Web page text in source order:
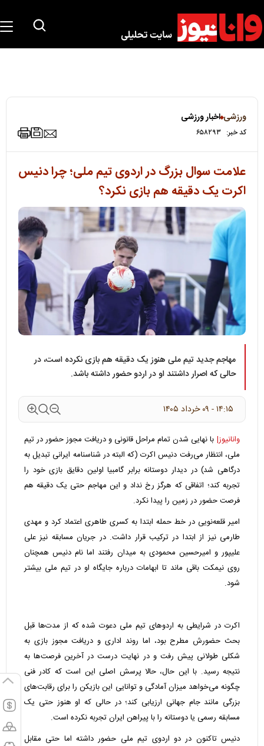
ورزشی اخبار ورزشی
کد خبر: ۶۵۸۲۹۳
علامت سوال بزرگ در اردوی تیم ملی؛ چرا دنیس
اکرت یک دقیقه هم بازی نکرد؟
مهاجم جدید تیم ملی هنوز یک دقیقه هم بازی نکرده است، در
حالی که اصرار داشتند او در اردو حضور داشته باشد.
۱۴:۱۵ - ۰۹ خرداد ۱۴۰۵
وانانیوز| با نهایی شدن تمام مراحل قانونی و دریافت مجوز حضور در تیم
ملی، انتظار می‌رفت دنیس اکرت (که البته در شناسنامه ایرانی تبدیل به
درگاهی شد) در دیدار دوستانه برابر گامبیا اولین دقایق بازی خود را
تجربه کند؛ اتفاقی که هرگز رخ نداد و این مهاجم حتی یک دقیقه هم
فرصت حضور در زمین را پیدا نکرد.
امیر قلعه‌نویی در خط حمله ابتدا به کسری طاهری اعتماد کرد و مهدی
طارمی نیز از ابتدا در ترکیب قرار داشت. در جریان مسابقه نیز علی
علیپور و امیرحسین محمودی به میدان رفتند اما نام دنیس همچنان
روی نیمکت باقی ماند تا ابهامات درباره جایگاه او در تیم ملی بیشتر
شود.
اکرت در شرایطی به اردوهای تیم ملی دعوت شده که از مدت‌ها قبل
بحث حضورش مطرح بود، اما روند اداری و دریافت مجوز بازی به
شکلی طولانی پیش رفت و در نهایت درست در آخرین فرصت‌ها به
نتیجه رسید. با این حال، حالا پرسش اصلی این است که کادر فنی
چگونه می‌خواهد میزان آمادگی و توانایی این بازیکن را برای رقابت‌های
بزرگی مانند جام جهانی ارزیابی کند؛ در حالی که او هنوز حتی یک
مسابقه رسمی یا دوستانه را با پیراهن ایران تجربه نکرده است.
دنیس تاکنون در دو اردوی تیم ملی حضور داشته اما حتی مقابل